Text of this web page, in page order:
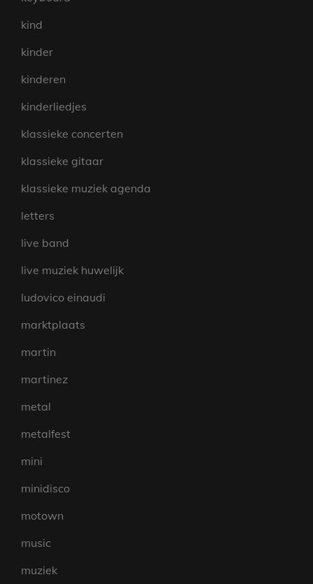
kind
kinder
kinderen
kinderliedjes
klassieke concerten
klassieke gitaar
klassieke muziek agenda
letters
live band
live muziek huwelijk
ludovico einaudi
marktplaats
martin
martinez
metal
metalfest
mini
minidisco
motown
music
muziek